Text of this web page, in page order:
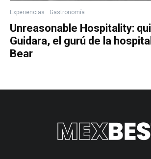
Experiencias Gastronomía
Unreasonable Hospitality:
Guidara, el gurú de la
Bear